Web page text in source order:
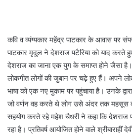
कवि व व्यंग्यकार महेंद्र पाटकार के आवास पर
पाटकार मृदुल ने देशराज पटैरिया को याद करते
देशराज का जाना एक युग के समाप्त होने जैसा
लोकगीत लोगों की जुबान पर चढ़े हुए हैं। अपने
भाषा को एक नए मुकाम पर पहुंचाया है। उनके
जो वर्णन वह करते थे लोग उसे अंदर तक महसूस
सहयोग करते रहे महेश चैधरी ने कहा कि देशराज
रहा है। प्रतिवर्ष आयोजित होने वाले श्रीबाराहीं